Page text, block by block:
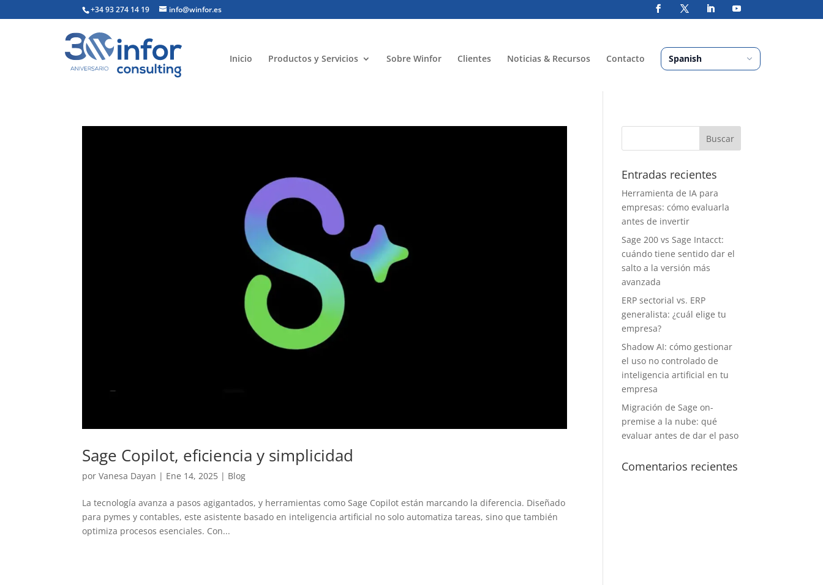
+34 93 274 14 19 info@winfor.es
Inicio Productos y Servicios Sobre Winfor Clientes Noticias & Recursos Contacto
Sage Copilot, eficiencia y simplicidad
porVanesa Dayan | Ene 14, 2025 | Blog
La tecnología avanza a pasos agigantados, y herramientas como Sage Copilot están marcando la diferencia. Diseñado
para pymes y contables, este asistente basado en inteligencia artificial no solo automatiza tareas, sino que también
optimiza procesos esenciales. Con...
Entradas recientes
Herramienta de IA para
empresas: cómo evaluarla
antes de invertir
Sage 200 vs Sage Intacct:
cuándo tiene sentido dar el
salto a la versión más
avanzada
ERP sectorial vs. ERP
generalista: ¿cuál elige tu
empresa?
Shadow AI: cómo gestionar
el uso no controlado de
inteligencia artificial en tu
empresa
Migración de Sage on-
premise a la nube: qué
evaluar antes de dar el paso
Comentarios recientes